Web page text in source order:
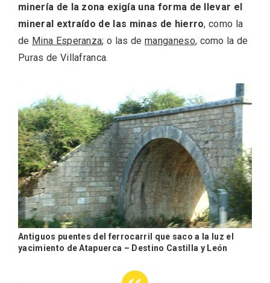
minería de la zona exigía una forma de llevar el
mineral extraído de las minas de hierro, como la
de Mina Esperanza; o las de manganeso, como la de
Puras de Villafranca.
Antiguos puentes del ferrocarril que saco a la luz el
yacimiento de Atapuerca – Destino Castilla y León
En marzo, vuelve la mejor gastronomía
de la Trufa Negra de Soria